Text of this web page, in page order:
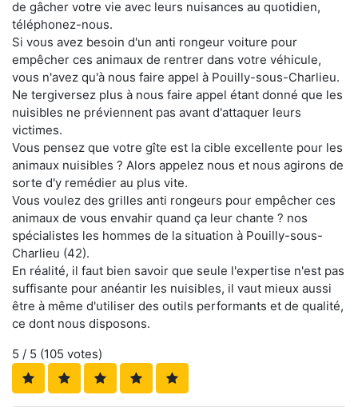
de gâcher votre vie avec leurs nuisances au quotidien,
téléphonez-nous.
Si vous avez besoin d'un anti rongeur voiture pour
empêcher ces animaux de rentrer dans votre véhicule,
vous n'avez qu'à nous faire appel à Pouilly-sous-Charlieu.
Ne tergiversez plus à nous faire appel étant donné que les
nuisibles ne préviennent pas avant d'attaquer leurs
victimes.
Vous pensez que votre gîte est la cible excellente pour les
animaux nuisibles ? Alors appelez nous et nous agirons de
sorte d'y remédier au plus vite.
Vous voulez des grilles anti rongeurs pour empêcher ces
animaux de vous envahir quand ça leur chante ? nos
spécialistes les hommes de la situation à Pouilly-sous-
Charlieu (42).
En réalité, il faut bien savoir que seule l'expertise n'est pas
suffisante pour anéantir les nuisibles, il vaut mieux aussi
être à même d'utiliser des outils performants et de qualité,
ce dont nous disposons.
5 / 5 (105 votes)